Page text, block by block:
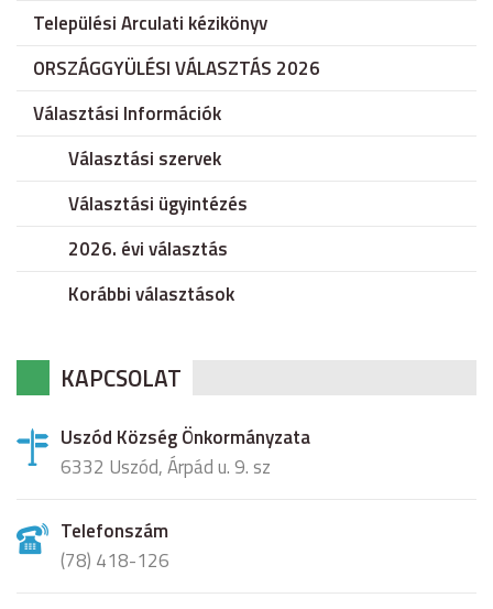
Települési Arculati kézikönyv
ORSZÁGGYÜLÉSI VÁLASZTÁS 2026
Választási Információk
Választási szervek
Választási ügyintézés
2026. évi választás
Korábbi választások
KAPCSOLAT
Uszód Község Önkormányzata
6332 Uszód, Árpád u. 9. sz
Telefonszám
(78) 418-126